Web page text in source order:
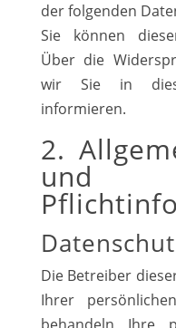
der folgenden
Sie können
Über die
wir Sie in
informieren.
2.
und
Die Betreiber
Ihrer